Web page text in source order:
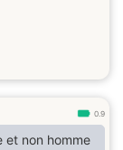
0.9
et non homme